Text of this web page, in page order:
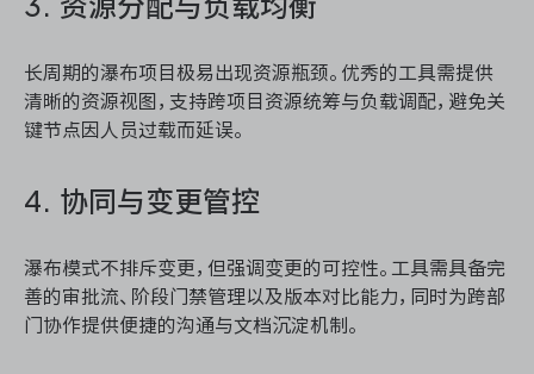
3. 资源分配与负载均衡
长周期的瀑布项目极易出现资源瓶颈。优秀的工具需提供
清晰的资源视图，支持跨项目资源统筹与负载调配，避免关
键节点因人员过载而延误。
4. 协同与变更管控
瀑布模式不排斥变更，但强调变更的可控性。工具需具备完
善的审批流、阶段门禁管理以及版本对比能力，同时为跨部
门协作提供便捷的沟通与文档沉淀机制。